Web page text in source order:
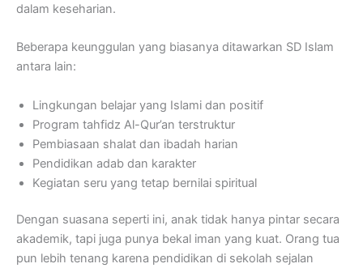
dalam keseharian.
Beberapa keunggulan yang biasanya ditawarkan SD Islam
antara lain:
Lingkungan belajar yang Islami dan positif
Program tahfidz Al-Qur’an terstruktur
Pembiasaan shalat dan ibadah harian
Pendidikan adab dan karakter
Kegiatan seru yang tetap bernilai spiritual
Dengan suasana seperti ini, anak tidak hanya pintar secara
akademik, tapi juga punya bekal iman yang kuat. Orang tua
pun lebih tenang karena pendidikan di sekolah sejalan